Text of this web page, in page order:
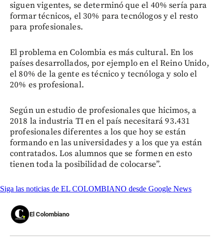
siguen vigentes, se determinó que el 40% sería para
formar técnicos, el 30% para tecnólogos y el resto
para profesionales.
El problema en Colombia es más cultural. En los
países desarrollados, por ejemplo en el Reino Unido,
el 80% de la gente es técnico y tecnóloga y solo el
20% es profesional.
Según un estudio de profesionales que hicimos, a
2018 la industria TI en el país necesitará 93.431
profesionales diferentes a los que hoy se están
formando en las universidades y a los que ya están
contratados. Los alumnos que se formen en esto
tienen toda la posibilidad de colocarse”.
Siga las noticias de EL COLOMBIANO desde Google News
El Colombiano